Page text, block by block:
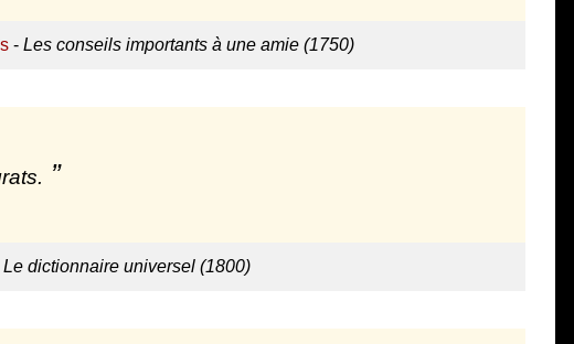
- Les conseils importants à une amie (1750)
Le dictionnaire universel (1800)